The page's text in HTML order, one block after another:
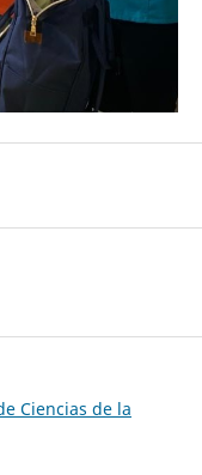
Ciencias de la